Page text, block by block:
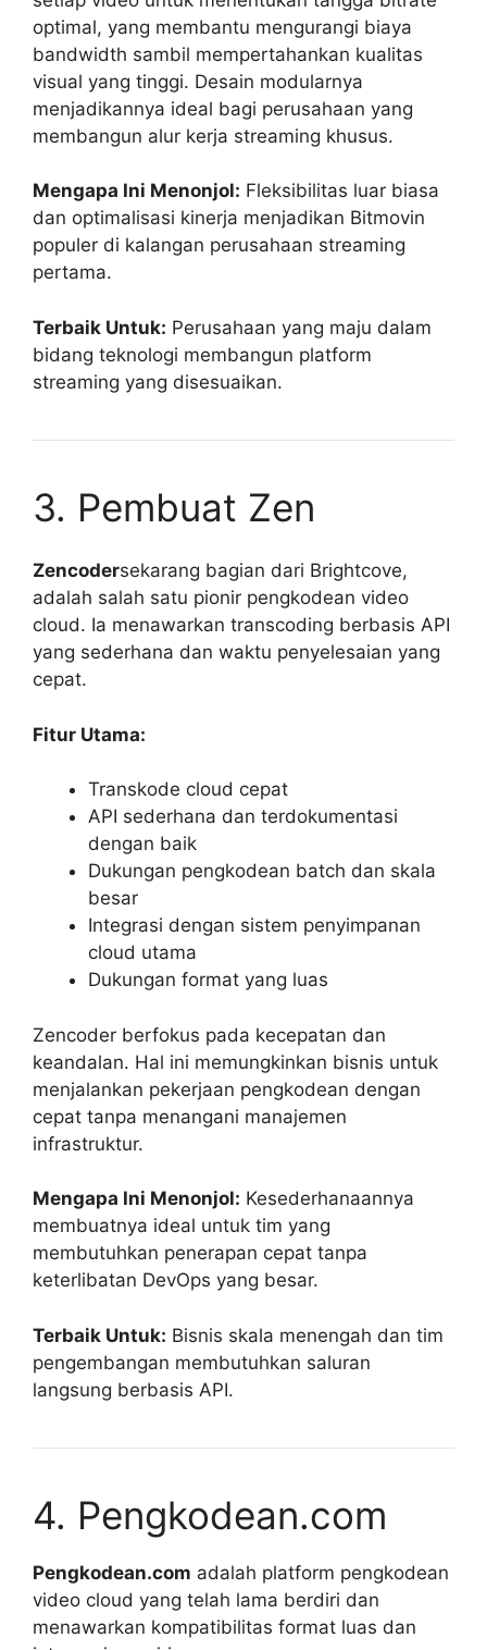
optimal, yang membantu mengurangi biaya
bandwidth sambil mempertahankan kualitas
visual yang tinggi. Desain modularnya
menjadikannya ideal bagi perusahaan yang
membangun alur kerja streaming khusus.
Mengapa Ini Menonjol: Fleksibilitas luar biasa
dan optimalisasi kinerja menjadikan Bitmovin
populer di kalangan perusahaan streaming
pertama.
Terbaik Untuk: Perusahaan yang maju dalam
bidang teknologi membangun platform
streaming yang disesuaikan.
3. Pembuat Zen
Zencodersekarang bagian dari Brightcove,
adalah salah satu pionir pengkodean video
cloud. Ia menawarkan transcoding berbasis API
yang sederhana dan waktu penyelesaian yang
cepat.
Fitur Utama:
Transkode cloud cepat
API sederhana dan terdokumentasi
dengan baik
Dukungan pengkodean batch dan skala
besar
Integrasi dengan sistem penyimpanan
cloud utama
Dukungan format yang luas
Zencoder berfokus pada kecepatan dan
keandalan. Hal ini memungkinkan bisnis untuk
menjalankan pekerjaan pengkodean dengan
cepat tanpa menangani manajemen
infrastruktur.
Mengapa Ini Menonjol: Kesederhanaannya
membuatnya ideal untuk tim yang
membutuhkan penerapan cepat tanpa
keterlibatan DevOps yang besar.
Terbaik Untuk: Bisnis skala menengah dan tim
pengembangan membutuhkan saluran
langsung berbasis API.
4. Pengkodean.com
Pengkodean.com adalah platform pengkodean
video cloud yang telah lama berdiri dan
menawarkan kompatibilitas format luas dan